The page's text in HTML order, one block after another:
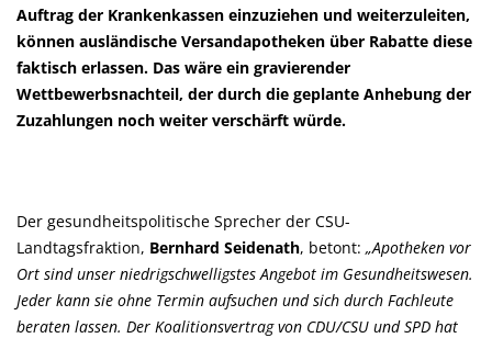
Auftrag der Krankenkassen einzuziehen und weiterzuleiten,
können ausländische Versandapotheken über Rabatte diese
faktisch erlassen. Das wäre ein gravierender
Wettbewerbsnachteil, der durch die geplante Anhebung der
Zuzahlungen noch weiter verschärft würde.
Der gesundheitspolitische Sprecher der CSU-
Landtagsfraktion, Bernhard Seidenath, betont: Apotheken vor
Ort sind unser niedrigschwelligstes Angebot im Gesundheitswesen.
Jeder kann sie ohne Termin aufsuchen und sich durch Fachleute
beraten lassen. Der Koalitionsvertrag von CDU/CSU und SPD hat